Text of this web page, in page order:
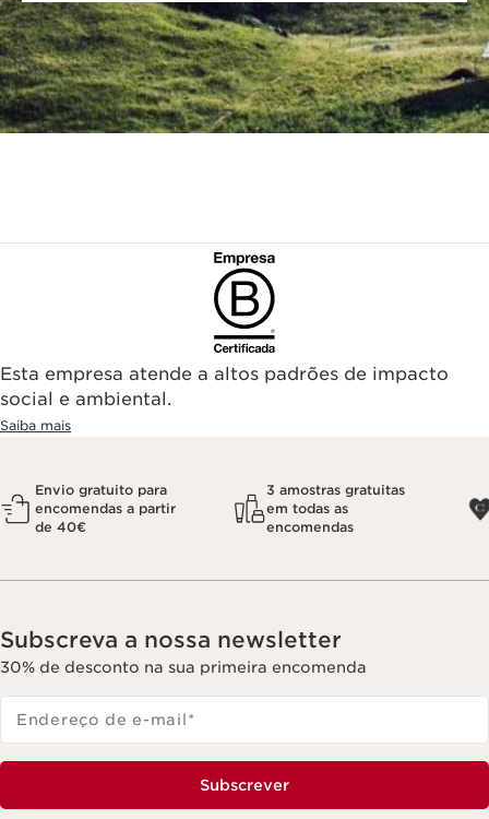
Esta empresa atende a altos padrões de impacto
social e ambiental.
Saiba mais
Envio gratuito para
encomendas a partir
de 40€
3 amostras gratuitas
em todas as
encomendas
Subscreva a nossa newsletter
30% de desconto na sua primeira encomenda
Endereço de e-mail*
Subscrever